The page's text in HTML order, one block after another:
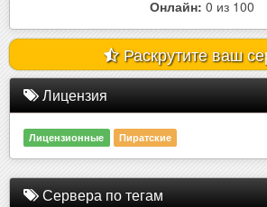
Онлайн: 0 из 100
Раскрутите ваш
Лицензия
Лицензионные Пиратские
Сервера по тегам